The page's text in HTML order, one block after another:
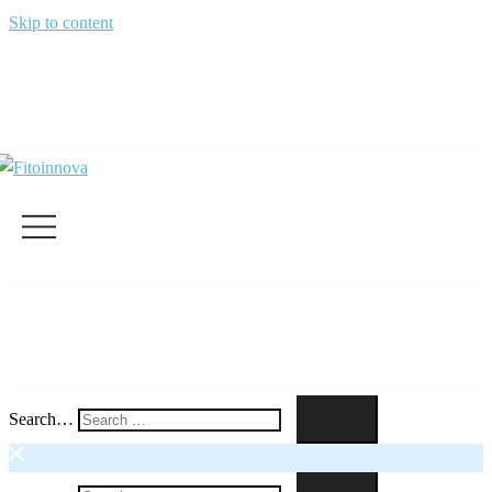
Skip to content
Search…